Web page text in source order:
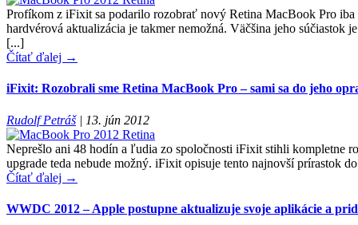
Profíkom z iFixit sa podarilo rozobrať nový Retina MacBook Pro
hardvérová aktualizácia je takmer nemožná. Väčšina jeho súčiastok
[...]
Čítať ďalej →
iFixit: Rozobrali sme Retina MacBook Pro – sami sa do jeho
Rudolf Petráš| 13. jún 2012
Neprešlo ani 48 hodín a ľudia zo spoločnosti iFixit stihli kompletne
upgrade teda nebude možný. iFixit opisuje tento najnovší prírastok
Čítať ďalej →
WWDC 2012 – Apple postupne aktualizuje svoje aplikácie a